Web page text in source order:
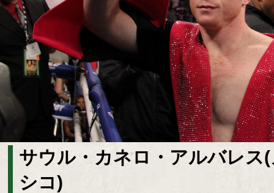
サウル・カネロ・アルバレス
シコ)